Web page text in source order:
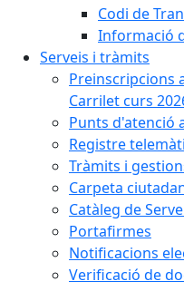
Codi de
Informació
Serveis i tràmits
Preinscripcions
Carrilet curs
Punts d'atenció
Registre
Tràmits i
Carpeta
Catàleg de
Portafirmes
Notificacions
Verificació de